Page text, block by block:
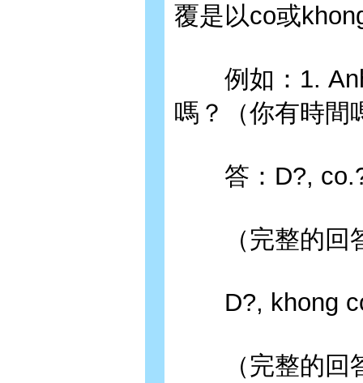
覆是以co或
例如：1. Anh
嗎？（你有時間
答：D?, co.?
（完整的回答
D?, khong
（完整的回答